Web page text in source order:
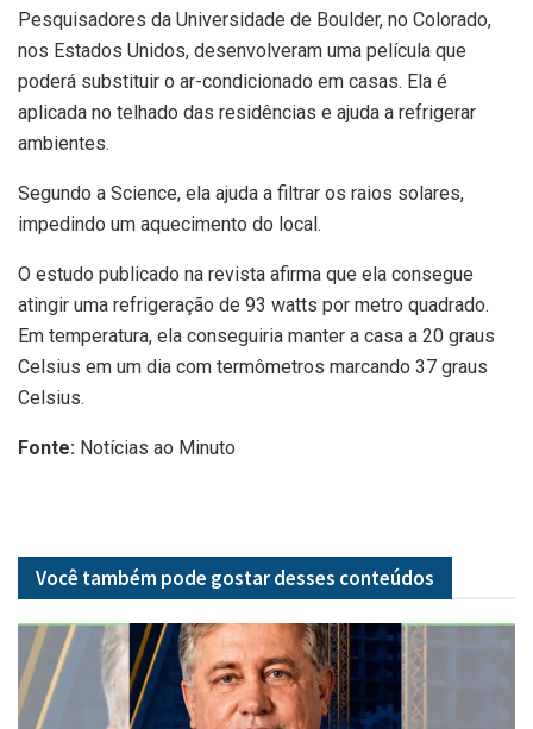
Pesquisadores da Universidade de Boulder, no Colorado,
nos Estados Unidos, desenvolveram uma película que
poderá substituir o ar-condicionado em casas. Ela é
aplicada no telhado das residências e ajuda a refrigerar
ambientes.
Segundo a Science, ela ajuda a filtrar os raios solares,
impedindo um aquecimento do local.
O estudo publicado na revista afirma que ela consegue
atingir uma refrigeração de 93 watts por metro quadrado.
Em temperatura, ela conseguiria manter a casa a 20 graus
Celsius em um dia com termômetros marcando 37 graus
Celsius.
Fonte: Notícias ao Minuto
Você também pode gostar desses conteúdos